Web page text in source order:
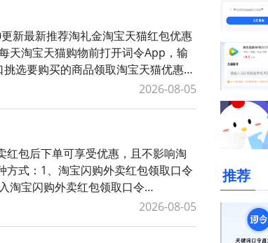
新最新推荐淘礼金淘宝天猫红包优惠
天淘宝天猫购物前打开词令App，输
选要购买的商品领取淘宝天猫优惠
2026-08-05
包后下单可享受优惠，且不影响淘
式：1、淘宝闪购外卖红包领取口令
淘宝闪购外卖红包领取口令
2026-08-05
推荐